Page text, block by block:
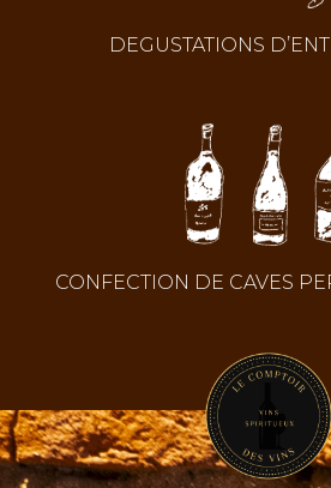
DEGUSTATIONS
CONFECTION DE CAVES